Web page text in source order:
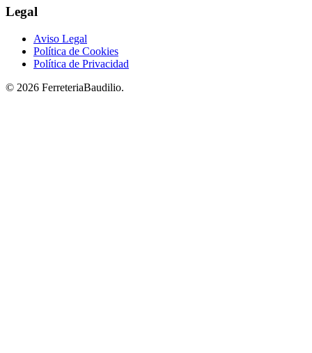
Legal
Aviso Legal
Política de Cookies
Política de Privacidad
© 2026 FerreteriaBaudilio.